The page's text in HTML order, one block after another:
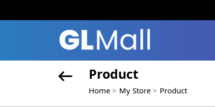
Product
Home My Store Product